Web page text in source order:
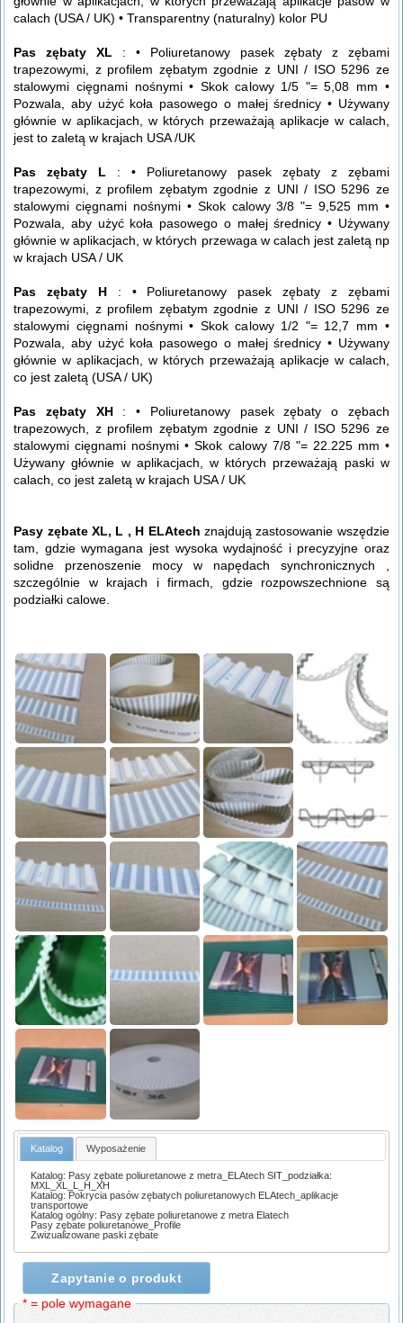
calach (USA / UK) • Transparentny (naturalny) kolor PU
Pas zębaty XL : • Poliuretanowy pasek zębaty z zębami
trapezowymi, z profilem zębatym zgodnie z UNI / ISO 5296 ze
stalowymi cięgnami nośnymi • Skok calowy 1/5 "= 5,08 mm •
Pozwala, aby użyć koła pasowego o małej średnicy • Używany
głównie w aplikacjach, w których przeważają aplikacje w calach,
jest to zaletą w krajach USA /UK
Pas zębaty L : • Poliuretanowy pasek zębaty z zębami
trapezowymi, z profilem zębatym zgodnie z UNI / ISO 5296 ze
stalowymi cięgnami nośnymi • Skok calowy 3/8 "= 9,525 mm •
Pozwala, aby użyć koła pasowego o małej średnicy • Używany
głównie w aplikacjach, w których przewaga w calach jest zaletą np
w krajach USA / UK
Pas zębaty H: • Poliuretanowy pasek zębaty z zębami
trapezowymi, z profilem zębatym zgodnie z UNI / ISO 5296 ze
stalowymi cięgnami nośnymi • Skok calowy 1/2 "= 12,7 mm •
Pozwala, aby użyć koła pasowego o małej średnicy • Używany
głównie w aplikacjach, w których przeważają aplikacje w calach,
co jest zaletą (USA / UK)
Pas zębaty XH: • Poliuretanowy pasek zębaty o zębach
trapezowych, z profilem zębatym zgodnie z UNI / ISO 5296 ze
stalowymi cięgnami nośnymi • Skok calowy 7/8 "= 22.225 mm •
Używany głównie w aplikacjach, w których przeważają paski w
calach, co jest zaletą w krajach USA / UK
Pasy zębate XL, L , H ELAtech znajdują zastosowanie wszędzie
tam, gdzie wymagana jest wysoka wydajność i precyzyjne oraz
solidne przenoszenie mocy w napędach synchronicznych ,
szczególnie w krajach i firmach, gdzie rozpowszechnione są
podziałki calowe.
Katalog Wyposażenie
Katalog: Pasy zębate poliuretanowe z metra_ELAtech SIT_podziałka:
MXL_XL_L_H_XH
Katalog: Pokrycia pasów zębatych poliuretanowych ELAtech_aplikacje
transportowe
Katalog ogólny: Pasy zębate poliuretanowe z metra Elatech
Pasy zębate poliuretanowe_Profile
Zwizualizowane paski zębate
Zapytanie o produkt
* = pole wymagane